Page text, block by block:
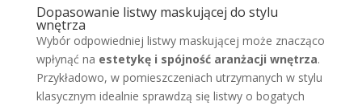
Dopasowanie listwy maskującej do stylu
wnętrza
Wybór odpowiedniej listwy maskującej może znacząco
wpłynąć na estetykę i spójność aranżacji wnętrza.
Przykładowo, w pomieszczeniach utrzymanych w stylu
klasycznym idealnie sprawdzą się listwy o bogatych